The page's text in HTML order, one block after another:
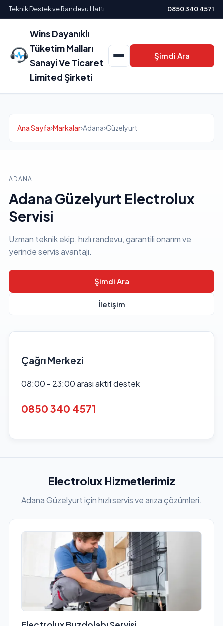
Teknik Destek ve Randevu Hattı 0850 340 4571
Wins Dayanıklı
Tüketim Malları
Sanayi Ve Ticaret
Limited Şirketi
Şimdi Ara
Ana Sayfa›Markalar›Adana›Güzelyurt
ADANA
Adana Güzelyurt Electrolux
Servisi
Uzman teknik ekip, hızlı randevu, garantili onarım ve
yerinde servis avantajı.
Şimdi Ara
İletişim
Çağrı Merkezi
08:00 - 23:00 arası aktif destek
0850 340 4571
Electrolux Hizmetlerimiz
Adana Güzelyurt için hızlı servis ve arıza çözümleri.